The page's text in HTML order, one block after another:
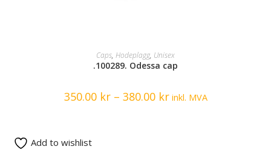
SELECT OPTIONS
Caps, Hodeplagg, Unisex
.100289. Odessa cap
350.00 kr – 380.00 krinkl. MVA
Add to wishlist